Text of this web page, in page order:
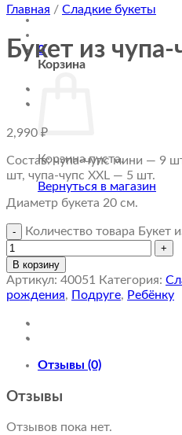
0
Корзина
Корзина пуста.
Вернуться в магазин
Главная / Сладкие букеты
Букет из чупа-
2,990 ₽
Состав: чупа-чупс мини — 9
шт, чупа-чупс XXL — 5 шт.
Диаметр букета 20 см.
Количество товара Букет
В корзину
Артикул: 40051 Категория:
рождения, Подруге, Ребёнку
Отзывы (0)
Отзывы
Отзывов пока нет.